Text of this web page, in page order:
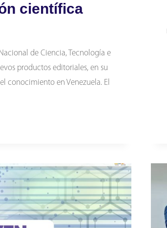
científica
de Ciencia, Tecnología e
productos editoriales, en su
conocimiento en Venezuela. El